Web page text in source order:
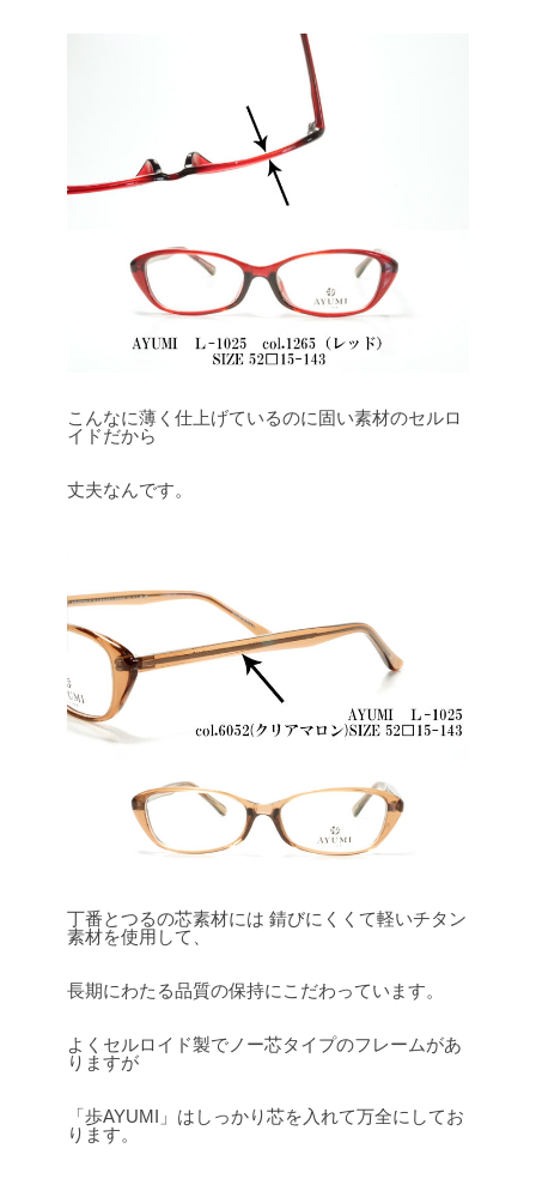
こんなに薄く仕上げているのに固い素材のセルロ
イドだから
丈夫なんです。
丁番とつるの芯素材には 錆びにくくて軽いチタン
素材を使用して、
長期にわたる品質の保持にこだわっています。
よくセルロイド製でノー芯タイプのフレームがあ
りますが
「歩AYUMI」はしっかり芯を入れて万全にしてお
ります。